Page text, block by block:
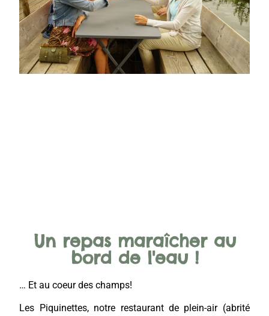
Un repas maraîcher au
bord de l'eau !
… Et au coeur des champs!
Les Piquinettes, notre restaurant de plein-air (abrité